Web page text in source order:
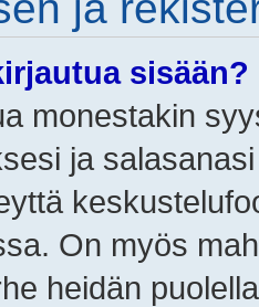
sisään?
monestakin
ja
On myös
heidän